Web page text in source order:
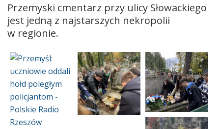
Przemyski cmentarz przy ulicy Słowackiego
jest jedną z najstarszych nekropolii
w regionie.